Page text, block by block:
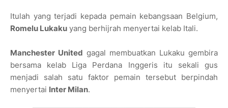
Itulah yang terjadi kepada pemain kebangsaan Belgium,
Romelu Lukaku yang berhijrah menyertai kelab Itali.
Manchester United gagal membuatkan Lukaku gembira
bersama kelab Liga Perdana Inggeris itu sekali gus
menjadi salah satu faktor pemain tersebut berpindah
menyertai Inter Milan.